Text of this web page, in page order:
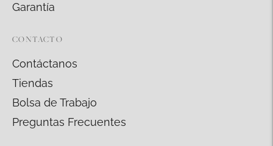
Garantía
CONTACTO
Contáctanos
Tiendas
Bolsa de Trabajo
Preguntas Frecuentes